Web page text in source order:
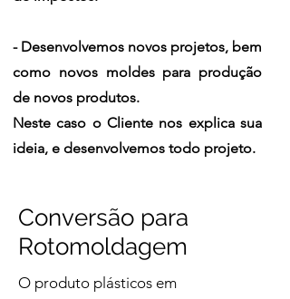
- Desenvolvemos novos projetos, bem
como novos moldes para produção
de novos produtos.
Neste caso o Cliente nos explica sua
ideia, e desenvolvemos todo projeto.
Conversão para
Rotomoldagem
O produto plásticos em